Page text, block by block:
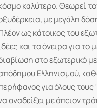
καλύτερο. Θεωρεί
με μεγάλη
ως κάτοικος του
και τα όνειρα για το
στο εξωτερικό
Ελληνισμού,
για όλους τους
αναδείξει με όποιον